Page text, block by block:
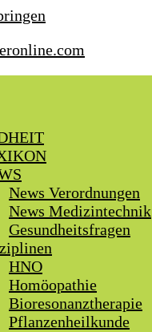
News Verordnungen
News Medizintechnik
Gesundheitsfragen
HNO
Homöopathie
Bioresonanztherapie
Pflanzenheilkunde